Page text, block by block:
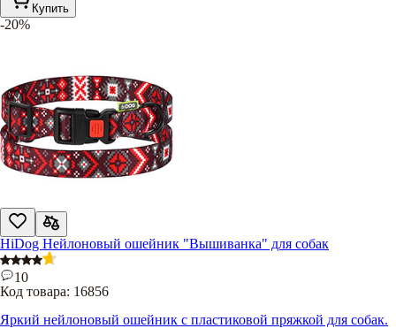
Купить
-20%
HiDog Нейлоновый ошейник "Вышиванка" для собак
10
Код товара: 16856
Яркий нейлоновый ошейник с пластиковой пряжкой для собак.